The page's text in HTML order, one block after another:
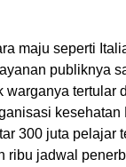
maju seperti
publiknya
warganya tertular
300 juta pelajar
ribu jadwal